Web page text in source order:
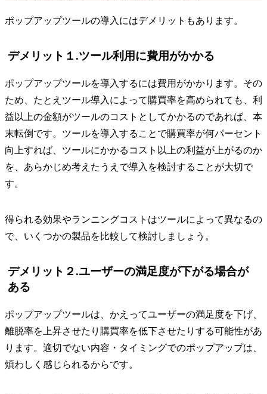
ポップアップツールの導入にはデメリットもあります。
デメリット１.ツール利用に費用がかかる
ポップアップツールを導入するには費用がかかります。その
ため、たとえツール導入によって購買率を高められても、利
益以上の金額がツールのコストとしてかかるのであれば、本
末転倒です。ツールを導入することで購買率が何パーセント
向上すれば、ツールにかかるコスト以上の利益が上がるのか
を、あらかじめ考えたうえで導入を検討することが大切で
す。
得られる効果やランニングコストはツールによって異なるの
で、いくつかの製品を比較して検討しましょう。
デメリット２.ユーザーの満足度が下がる場合が
ある
ポップアップツールは、かえってユーザーの満足度を下げ、
離脱率を上昇させたり購買率を低下させたりする可能性があ
ります。適切でない内容・タイミングでのポップアップは、
煩わしく感じられるからです。